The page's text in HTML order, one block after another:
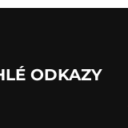
ODKAZY